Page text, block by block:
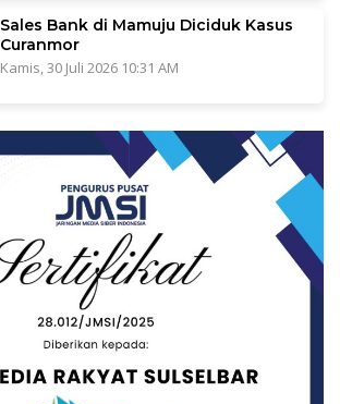
Sales Bank di Mamuju Diciduk Kasus
Curanmor
Kamis, 30 Juli 2026 10:31 AM